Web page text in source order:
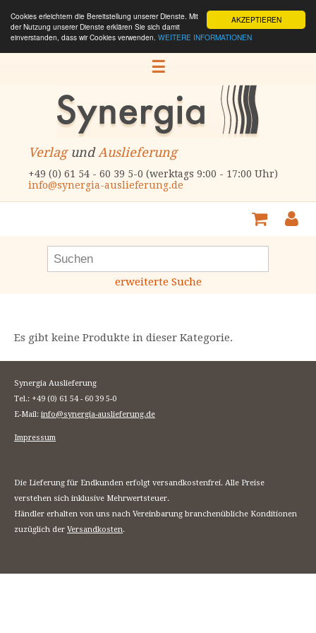
AKZEPTIEREN
Cookies erleichtern die Bereitstellung unserer Dienste. Mit
der Nutzung unserer Dienste erklären Sie sich damit
einverstanden, dass wir Cookies verwenden. WEITERE INFORMATIONEN
☰
VerlagundAuslieferung
+49 (0) 61 54 - 60 39 5-0 (werktags 9:00 - 17:00 Uhr)
info@synergia-auslieferung.de
erweiterte Suche
Es gibt keine Produkte in dieser Kategorie.
Synergia Auslieferung
Tel.: +49 (0) 61 54 - 60 39 5-0
E-Mail: info@synergia-auslieferung.de
Impressum
Die Lieferung für Endkunden erfolgt versandkostenfrei. Alle Preise
verstehen sich inklusive Mehrwertsteuer.
Händler erhalten von uns nach Vereinbarung branchenübliche Konditionen
zuzüglich der Versandkosten.